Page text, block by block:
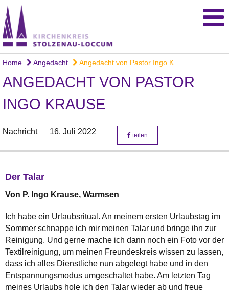
Home Angedacht Angedacht von Pastor Ingo K...
ANGEDACHT VON PASTOR
INGO KRAUSE
Nachricht 16. Juli 2022 teilen
Der Talar
Von P. Ingo Krause, Warmsen
Ich habe ein Urlaubsritual. An meinem ersten Urlaubstag im
Sommer schnappe ich mir meinen Talar und bringe ihn zur
Reinigung. Und gerne mache ich dann noch ein Foto vor der
Textilreinigung, um meinen Freundeskreis wissen zu lassen,
dass ich alles Dienstliche nun abgelegt habe und in den
Entspannungsmodus umgeschaltet habe. Am letzten Tag
meines Urlaubs hole ich den Talar wieder ab und freue